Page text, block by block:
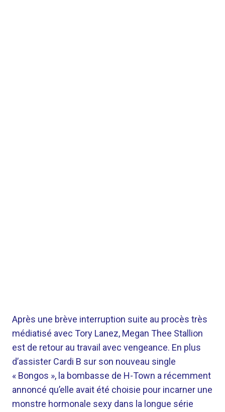
Après une brève interruption suite au procès très
médiatisé avec Tory Lanez, Megan Thee Stallion
est de retour au travail avec vengeance. En plus
d’assister Cardi B sur son nouveau single
« Bongos », la bombasse de H-Town a récemment
annoncé qu’elle avait été choisie pour incarner une
monstre hormonale sexy dans la longue série